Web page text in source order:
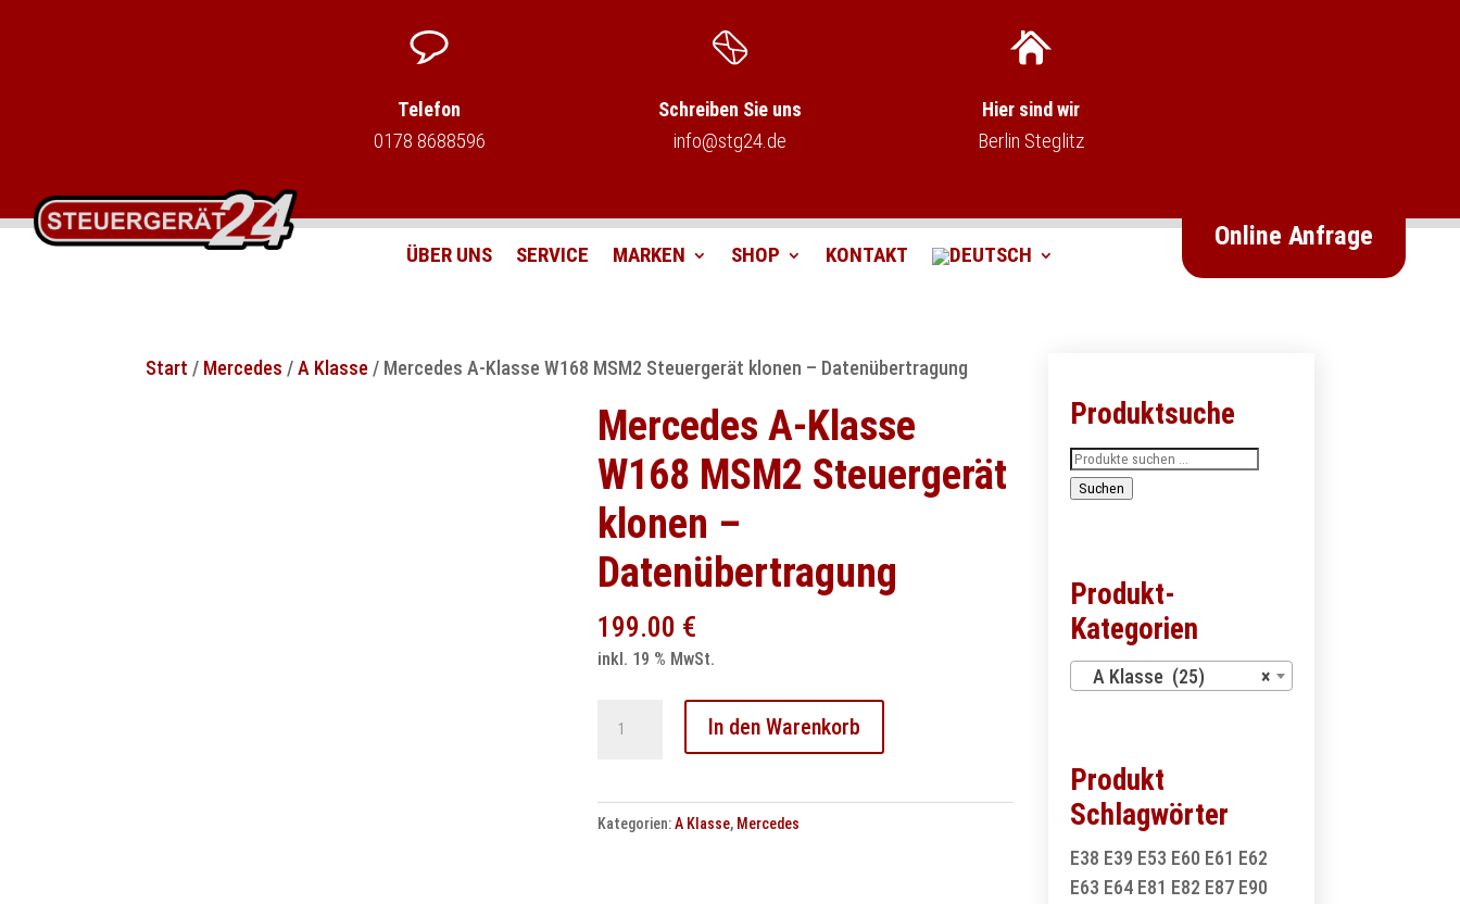
Telefon
0178 8688596
Schreiben Sie uns
info@stg24.de
Hier sind wir
Berlin Steglitz
ÜBER UNS SERVICE MARKEN SHOP KONTAKT
Online Anfrage
Start / Mercedes /A Klasse / Mercedes A-Klasse W168 MSM2 Steuergerät klonen – Datenübertragung
Mercedes A-Klasse
W168 MSM2 Steuergerät
klonen –
Datenübertragung
199.00 €
inkl. 19 % MwSt.
W168
MSM2
In den Warenkorb
Kategorien:A Klasse, Mercedes
Produktsuche
Suchen
nach:
Suchen
Produkt-
Kategorien
×
A Klasse (25)
Produkt
Schlagwörter
E38 E39 E53 E60 E61 E62
E63 E64 E81 E82 E87 E90